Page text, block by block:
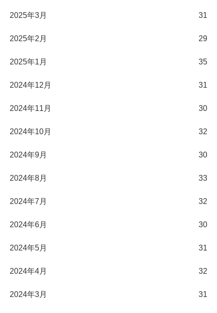
2025年3月 31
2025年2月 29
2025年1月 35
2024年12月 31
2024年11月 30
2024年10月 32
2024年9月 30
2024年8月 33
2024年7月 32
2024年6月 30
2024年5月 31
2024年4月 32
2024年3月 31